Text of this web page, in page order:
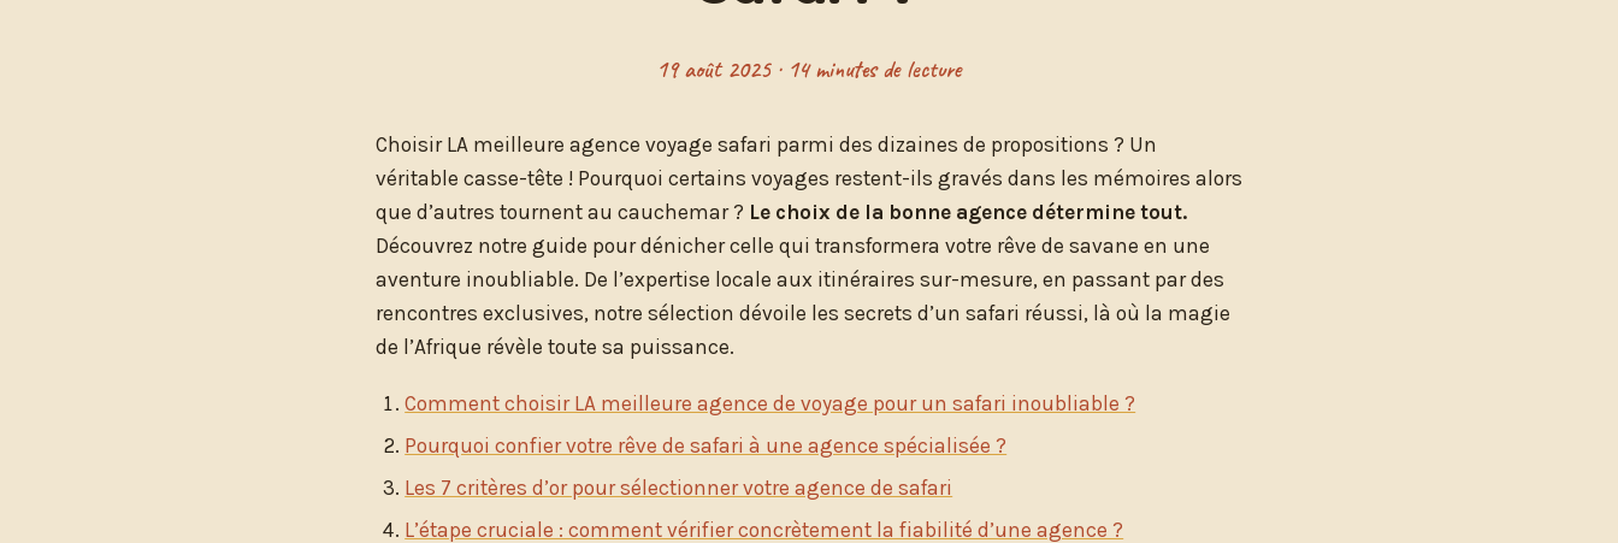
19 août 2025 · 14 minutes de lecture
Choisir LA meilleure agence voyage safari parmi des dizaines de propositions ? Un
véritable casse-tête ! Pourquoi certains voyages restent-ils gravés dans les mémoires alors
que d’autres tournent au cauchemar ? Le choix de la bonne agence détermine tout.
Découvrez notre guide pour dénicher celle qui transformera votre rêve de savane en une
aventure inoubliable. De l’expertise locale aux itinéraires sur-mesure, en passant par des
rencontres exclusives, notre sélection dévoile les secrets d’un safari réussi, là où la magie
de l’Afrique révèle toute sa puissance.
Comment choisir LA meilleure agence de voyage pour un safari inoubliable ?
Pourquoi confier votre rêve de safari à une agence spécialisée ?
Les 7 critères d’or pour sélectionner votre agence de safari
L’étape cruciale : comment vérifier concrètement la fiabilité d’une agence ?